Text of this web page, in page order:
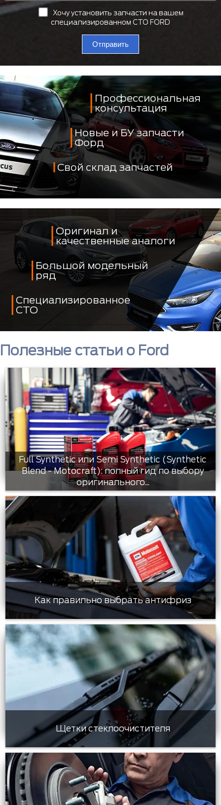
Хочу установить запчасти на вашем
специализированном СТО FORD
Отправить
Профессиональная
консультация
Новые и БУ запчасти
Форд
Свой склад запчастей
Оригинал и
качественные аналоги
Большой модельный
ряд
Специализированное
СТО
Полезные статьи о Ford
Full Synthetic или Semi Synthetic (Synthetic
Blend - Motocraft): полный гид по выбору
оригинального...
Как правильно выбрать антифриз
Щетки стеклоочистителя